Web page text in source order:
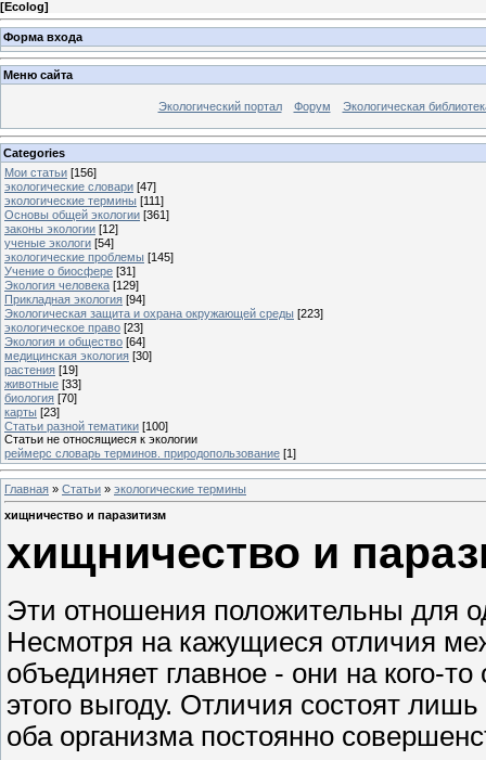
[Ecolog]
Форма входа
Меню сайта
Экологический портал Форум Экологическая
Categories
Мои статьи [156]
экологические словари [47]
экологические термины [111]
Основы общей экологии [361]
законы экологии [12]
ученые экологи [54]
экологические проблемы [145]
Учение о биосфере [31]
Экология человека [129]
Прикладная экология [94]
Экологическая защита и охрана окружающей среды [223]
экологическое право [23]
Экология и общество [64]
медицинская экология [30]
растения [19]
животные [33]
биология [70]
карты [23]
Статьи разной тематики [100]
Статьи не относящиеся к экологии
реймерс словарь терминов. природопользование [1]
Главная » Статьи » экологические термины
хищничество и паразитизм
хищничество и
Эти отношения положительны для
Несмотря на кажущиеся отличия
объединяет главное - они на кого-
этого выгоду. Отличия состоят
оба организма постоянно